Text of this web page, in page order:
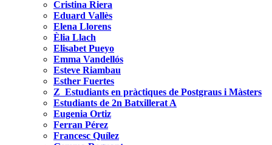
Cristina Riera
Eduard Vallès
Elena Llorens
Èlia Llach
Elisabet Pueyo
Emma Vandellós
Esteve Riambau
Esther Fuertes
Z_Estudiants en pràctiques de Postgraus i Màsters
Estudiants de 2n Batxillerat A
Eugenia Ortiz
Ferran Pérez
Francesc Quílez